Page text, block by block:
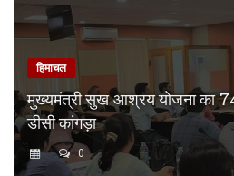
हिमाचल
मुख्यमंत्री सुख आश्रय योजना का
डीसी कांगड़ा
0